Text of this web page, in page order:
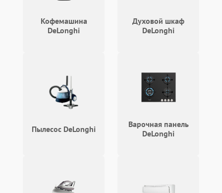
Кофемашина
DeLonghi
Духовой шкаф
DeLonghi
Пылесос DeLonghi
Варочная панель
DeLonghi